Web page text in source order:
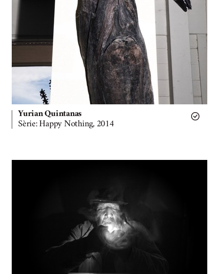
Yurian Quintanas
Sèrie: Happy Nothing, 2014